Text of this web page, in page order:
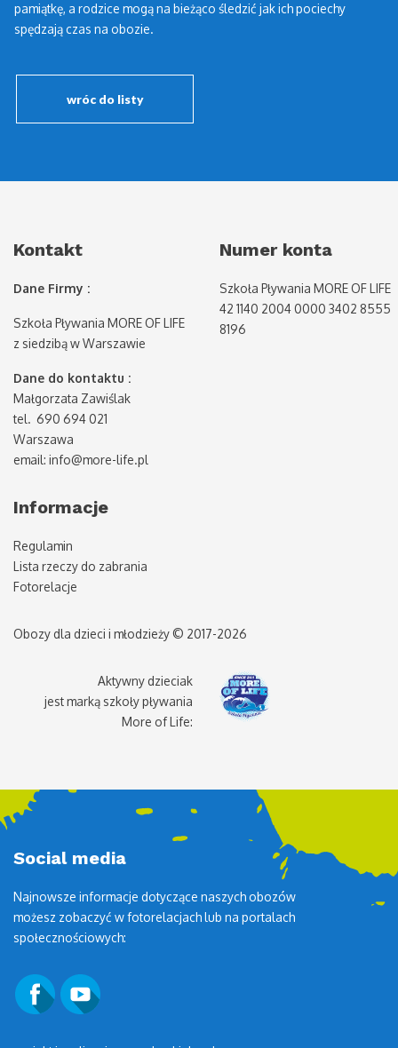
pamiątkę, a rodzice mogą na bieżąco śledzić jak ich pociechy
spędzają czas na obozie.
wróc do listy
Kontakt
Dane Firmy :
Szkoła Pływania MORE OF LIFE
z siedzibą w Warszawie
Dane do kontaktu :
Małgorzata Zawiślak
tel. 690 694 021
Warszawa
email: info@more-life.pl
Numer konta
Szkoła Pływania MORE OF LIFE
42 1140 2004 0000 3402 8555
8196
Informacje
Regulamin
Lista rzeczy do zabrania
Fotorelacje
Obozy dla dzieci i młodzieży © 2017-2026
Aktywny dzieciak
jest marką szkoły pływania
More of Life:
Social media
Najnowsze informacje dotyczące naszych obozów
możesz zobaczyć w fotorelacjach lub na portalach
społecznościowych: